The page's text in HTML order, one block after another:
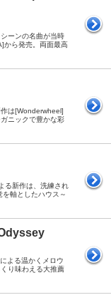
ーンの名曲が当時
から発売。両面最高
は[Wonderwheel]
ニックで豊かな彩
る新作は、洗練され
軸としたハウス～
よる温かくメロウ
り味わえる大推薦